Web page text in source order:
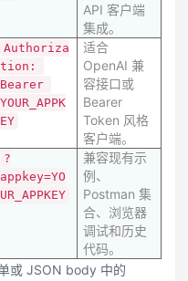
API 客户端
集成。
Authoriza
tion:
Bearer
YOUR_APPK
EY
适合
OpenAI 兼
容接口或
Bearer
Token 风格
客户端。
?
appkey=YO
UR_APPKEY
兼容现有示
例、
Postman 集
合、浏览器
调试和历史
代码。
或 JSON body 中的